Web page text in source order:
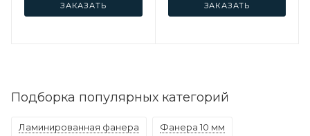
ЗАКАЗАТЬ ЗАКАЗАТЬ
Подборка популярных категорий
Ламинированная фанера Фанера 10 мм